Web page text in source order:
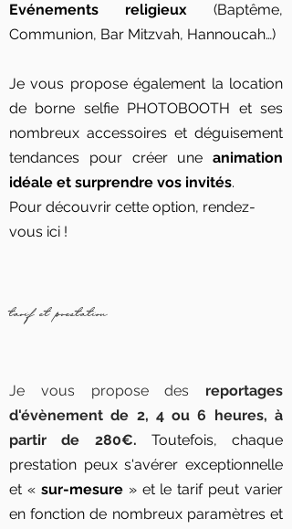
Evénements religieux (Baptême,
Communion, Bar Mitzvah, Hannoucah…)
Je vous propose également la location
de borne selfie PHOTOBOOTH et ses
nombreux accessoires et déguisement
tendances pour créer
une animation
idéale et surprendre vos invités.
Pour découvrir cette option, rendez-
vous ici !
tarif et prestation
Je vous propose des reportages
d'évènement de 2, 4 ou 6 heures, à
partir de 280€.
Toutefois, chaque
prestation peux s'avérer exceptionnelle
et «sur-mesure» et le tarif peut varier
en fonction de nombreux paramètres et